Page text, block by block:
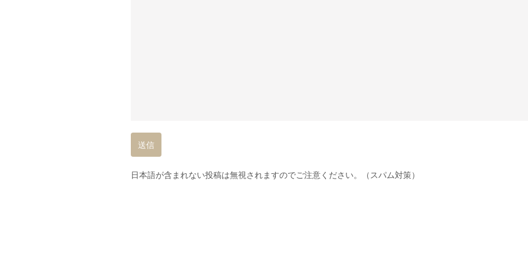
日本語が含まれない投稿は無視されますのでご注意ください。（スパム対策）